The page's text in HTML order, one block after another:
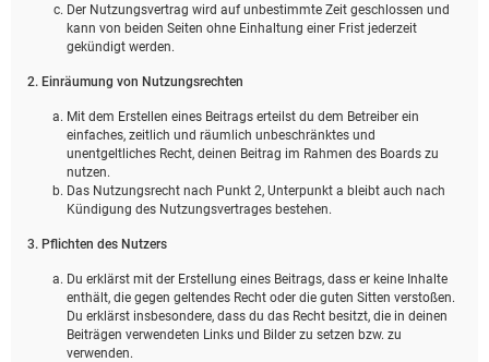
Der Nutzungsvertrag wird auf unbestimmte Zeit geschlossen und
kann von beiden Seiten ohne Einhaltung einer Frist jederzeit
gekündigt werden.
2. Einräumung von Nutzungsrechten
Mit dem Erstellen eines Beitrags erteilst du dem Betreiber ein
einfaches, zeitlich und räumlich unbeschränktes und
unentgeltliches Recht, deinen Beitrag im Rahmen des Boards zu
nutzen.
Das Nutzungsrecht nach Punkt 2, Unterpunkt a bleibt auch nach
Kündigung des Nutzungsvertrages bestehen.
3. Pflichten des Nutzers
Du erklärst mit der Erstellung eines Beitrags, dass er keine Inhalte
enthält, die gegen geltendes Recht oder die guten Sitten verstoßen.
Du erklärst insbesondere, dass du das Recht besitzt, die in deinen
Beiträgen verwendeten Links und Bilder zu setzen bzw. zu
verwenden.